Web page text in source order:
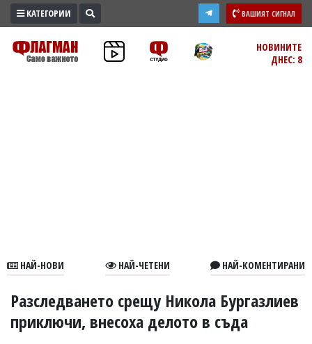
ПРОМО
ЗОНА
В
УКРАЙНА
СПОРТ
КАТЕГОРИИ ВАШИЯТ СИГНАЛ
НОВИНИТЕ
ДНЕС: 8
НАЙ-НОВИ НАЙ-ЧЕТЕНИ НАЙ-КОМЕНТИРАНИ
Разследването срещу Никола Бургазлиев
приключи, внесоха делото в съда